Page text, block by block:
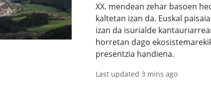
XX. mendean zehar basoen
kaltetan izan da. Euskal
izan da isurialde
horretan dago
presentzia handiena.
Last updated 3 mins ago